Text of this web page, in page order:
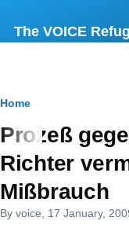
The VOICE
Breadcrumb
Home
Prozeß
Richter
Mißbrauch
By voice , 17 January,